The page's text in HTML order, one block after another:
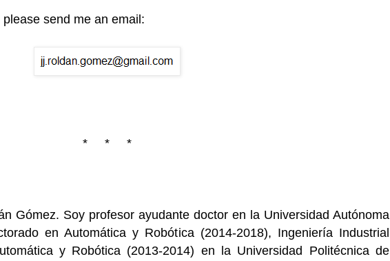
send me an email:
* * *
Gómez. Soy profesor ayudante doctor en la Universidad Autónoma
en Automática y Robótica (2014-2018), Ingeniería Industrial
y Robótica (2013-2014) en la Universidad Politécnica de